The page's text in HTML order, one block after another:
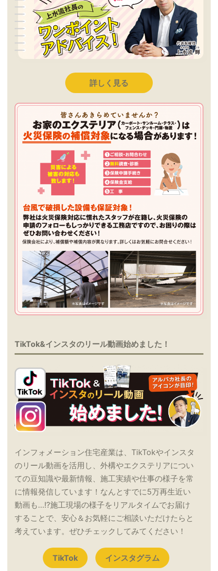
詳しく見る
TikTok&インスタのリール動画始めました！
インフォメーション住宅産業は、TikTokやインスタ
のリール動画を活用し、外構やエクステリアについ
ての豆知識や最新情報、施工実績や仕事の様子を常
に情報発信しています！なんとすでに5万再生近い
動画も…!?施工現場の様子をリアルタイムでお届け
することで、安心＆お気軽にご相談いただけたらと
考えています。ぜひチェックしてみてください！
TikTok インスタグラム